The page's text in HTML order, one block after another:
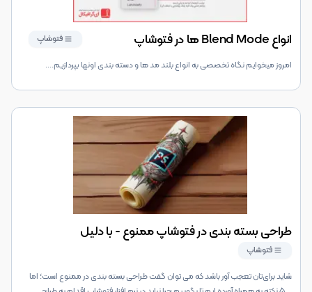
انواع Blend Mode ها در فتوشاپ فتوشاپ
امروز میخوایم نگاه تخصصی به انواع بلند مد ها و دسته بندی اونها بپردازیم....
طراحی بسته بندی در فتوشاپ ممنوع - با دلیل
فتوشاپ
شاید برای‌تان تعجب آور باشد که می توان گفت طراحی بسته بندی در ممنوع است؛ اما